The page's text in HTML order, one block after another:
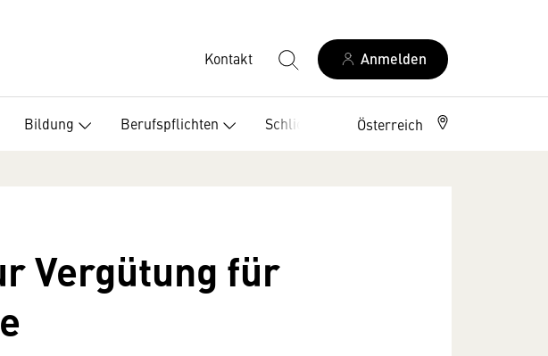
Kontakt Anmelden
Bildung Berufspflichten SchlichtungsstellenÖsterreich
Vergütung für